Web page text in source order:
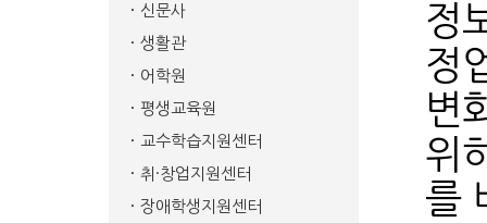
신문사
생활관
어학원
평생교육원
교수학습지원센터
취·창업지원센터
장애학생지원센터
정
정
변
위
를